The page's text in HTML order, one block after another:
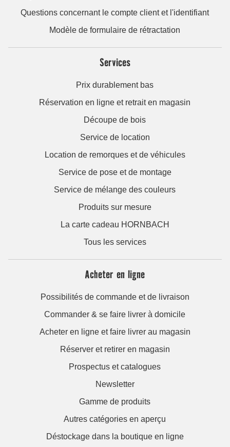
Questions concernant le compte client et l'identifiant
Modèle de formulaire de rétractation
Services
Prix durablement bas
Réservation en ligne et retrait en magasin
Découpe de bois
Service de location
Location de remorques et de véhicules
Service de pose et de montage
Service de mélange des couleurs
Produits sur mesure
La carte cadeau HORNBACH
Tous les services
Acheter en ligne
Possibilités de commande et de livraison
Commander & se faire livrer à domicile
Acheter en ligne et faire livrer au magasin
Réserver et retirer en magasin
Prospectus et catalogues
Newsletter
Gamme de produits
Autres catégories en aperçu
Déstockage dans la boutique en ligne